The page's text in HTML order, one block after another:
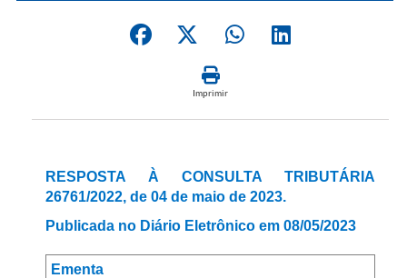
Imprimir
RESPOSTA À CONSULTA TRIBUTÁRIA
26761/2022, de 04 de maio de 2023.
Publicada no Diário Eletrônico em 08/05/2023
Ementa